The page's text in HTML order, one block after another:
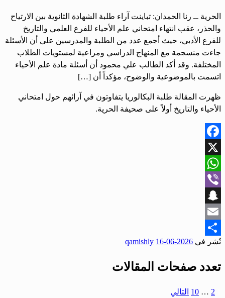
الحرية ــ رنا الحمدان: تباينت آراء طلبة الشهادة الثانوية بين الارتياح
والحذر، عقب انتهاء امتحاني علم الأحياء للفرع العلمي والتاريخ
للفرع الأدبي، حيث أجمع عدد من الطلبة والمدرسين على أن الأسئلة
جاءت منسجمة مع المنهاج الدراسي ومراعية لمستويات الطلاب
المختلفة. وقد أكد الطالب علي محمود أن أسئلة مادة علم الأحياء
اتسمت بالموضوعية والوضوح، مؤكداً أن […]
ظهرت المقالة طلبة البكالوريا يتفاوتون في آرائهم حول امتحاني
الأحياء والتاريخ أولاً على صحيفة الحرية.
Facebook
X
WhatsApp
Viber
Snapchat
Email
Share
نُشر في 2026-06-16
qamishly
تعدد صفحات المقالات
2
…
10 التالي